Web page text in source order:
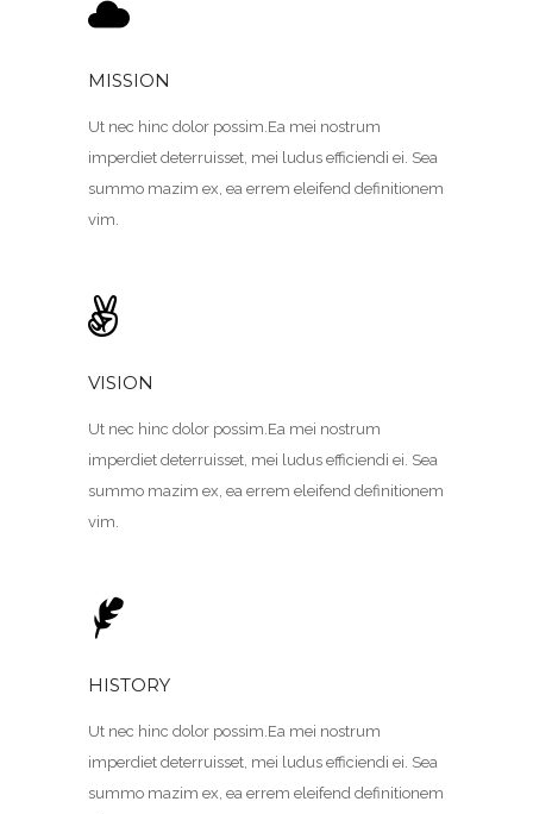
MISSION
Ut nec hinc dolor possim.Ea mei nostrum
imperdiet deterruisset, mei ludus efficiendi ei. Sea
summo mazim ex, ea errem eleifend definitionem
vim.
VISION
Ut nec hinc dolor possim.Ea mei nostrum
imperdiet deterruisset, mei ludus efficiendi ei. Sea
summo mazim ex, ea errem eleifend definitionem
vim.
HISTORY
Ut nec hinc dolor possim.Ea mei nostrum
imperdiet deterruisset, mei ludus efficiendi ei. Sea
summo mazim ex, ea errem eleifend definitionem